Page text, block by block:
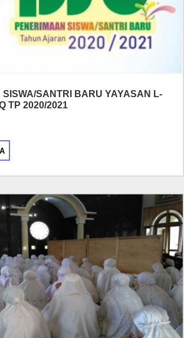
SISWA/SANTRI BARU YAYASAN L-
TP 2020/2021